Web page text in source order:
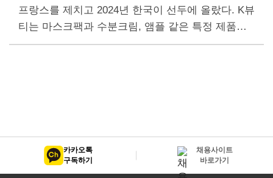
프랑스를 제치고 2024년 한국이 선두에 올랐다. K뷰
티는 마스크팩과 수분크림, 앰플 같은 특정 제품이
우수한 성분과 가성비를 앞세워 크게 주목을 받으며
카카오톡
구독하기
채용사이트
바로가기